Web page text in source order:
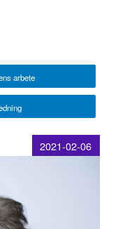
arbete
2021-02-06